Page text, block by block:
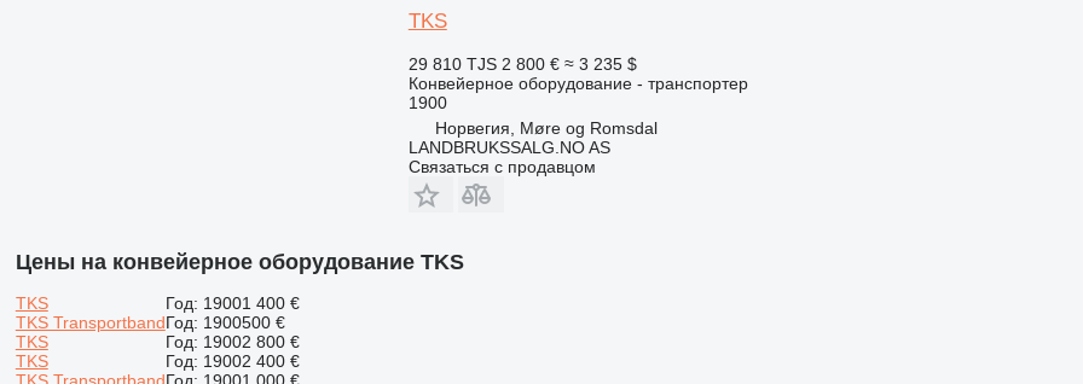
TKS
29 810 TJS 2 800 € ≈ 3 235 $
Конвейерное оборудование - транспортер
1900
Норвегия, Møre og Romsdal
LANDBRUKSSALG.NO AS
Связаться с продавцом
Цены на конвейерное оборудование TKS
TKS Год: 19001 400 €
TKS TransportbandГод: 1900500 €
TKS
Год: 19002 800 €
TKS
Год: 19002 400 €